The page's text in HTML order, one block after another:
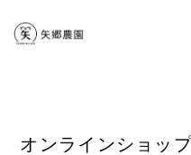
オンラインショッ